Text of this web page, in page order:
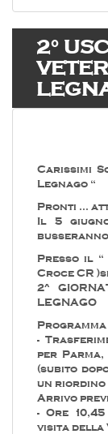
2°
Carissimi
Legnago “
Pronti …
Il 5
Presso il “
Croce CR
2^
LEGNAGO
Programma
-
per
(subito
un riordino
Arrivo
- Ore
visita della